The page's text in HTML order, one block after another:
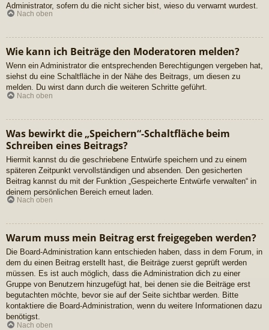
Administrator, sofern du die nicht sicher bist, wieso du verwarnt wurdest.
Nach oben
Wie kann ich Beiträge den Moderatoren melden?
Wenn ein Administrator die entsprechenden Berechtigungen vergeben hat,
siehst du eine Schaltfläche in der Nähe des Beitrags, um diesen zu
melden. Du wirst dann durch die weiteren Schritte geführt.
Nach oben
Was bewirkt die „Speichern“-Schaltfläche beim
Schreiben eines Beitrags?
Hiermit kannst du die geschriebene Entwürfe speichern und zu einem
späteren Zeitpunkt vervollständigen und absenden. Den gesicherten
Beitrag kannst du mit der Funktion „Gespeicherte Entwürfe verwalten“ in
deinem persönlichen Bereich erneut laden.
Nach oben
Warum muss mein Beitrag erst freigegeben werden?
Die Board-Administration kann entschieden haben, dass in dem Forum, in
dem du einen Beitrag erstellt hast, die Beiträge zuerst geprüft werden
müssen. Es ist auch möglich, dass die Administration dich zu einer
Gruppe von Benutzern hinzugefügt hat, bei denen sie die Beiträge erst
begutachten möchte, bevor sie auf der Seite sichtbar werden. Bitte
kontaktiere die Board-Administration, wenn du weitere Informationen dazu
benötigst.
Nach oben